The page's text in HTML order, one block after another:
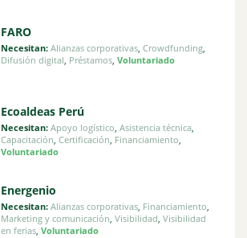
FARO
Necesitan: Alianzas corporativas, Crowdfunding,
Difusión digital, Préstamos, Voluntariado
Ecoaldeas Perú
Necesitan: Apoyo logístico Asistencia técnica,
Capacitación Certificación Financiamiento
Voluntariado
Energenio
Necesitan: Alianzas corporativas, Financiamiento,
Marketing y comunicación, Visibilidad, Visibilidad
en ferias, Voluntariado